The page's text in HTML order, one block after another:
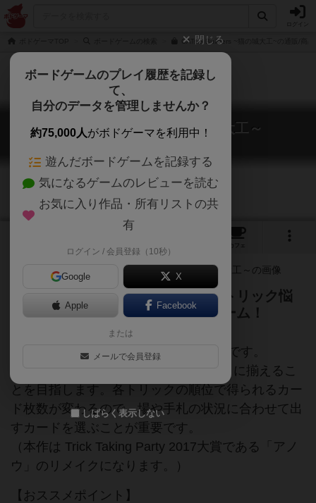
CATsle Builders ~猫の城大工~の通販/商品
CATsle Builders ～猫の城大工～
CATsle Builders
カフェ
日ノ本一の城大工は誰の手に？毎トリック悩
ましい本格トリックテイキングゲーム！
3～5人用のトリックテイキングゲームです。
プレイヤーは5種類の建造物を計画通りに揃えるこ
とを目指します。各トリックの順位で得られるカー
ド枚数が変わるので、場や手札の状況に合わせて出
すカードを選ぶことが重要です。
（本作は Trick Taking Party 2017大賞である「アノ
ウ」のリメイクになります。）
【おススメポイント】
閉じる
ボードゲームのプレイ履歴を記録し
て、
自分のデータを管理しませんか？
約75,000人がボドゲーマを利用中！
遊んだボードゲームを記録する
気になるゲームのレビューを読む
お気に入り作品・所有リストの共
有
ログイン / 会員登録（10秒）
Google X
Apple Facebook
または
メールで会員登録
しばらく表示しない